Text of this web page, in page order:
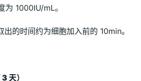
为 1000IU/mL。
的时间约为细胞加入前的 10min。
3 天）